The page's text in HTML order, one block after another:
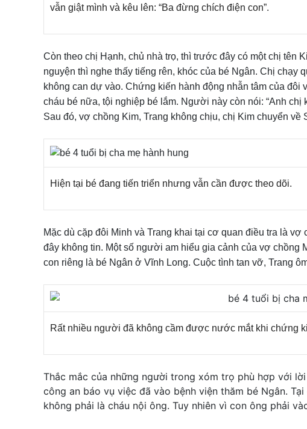
vẫn giật mình và kêu lên: “Ba đừng chích điện con”.
Còn theo chị Hạnh, chủ nhà trọ, thì trước đây có một chị tên
nguyện thì nghe thấy tiếng rên, khóc của bé Ngân. Chị chạy
không can dự vào. Chứng kiến hành động nhẫn tâm của
cháu bé nữa, tội nghiệp bé lắm. Người này còn nói: “Anh
Sau đó, vợ chồng Kim, Trang không chịu, chị Kim chuyển về
Hiện tại bé đang tiến triển nhưng vẫn cần được theo dõi.
Mặc dù cặp đôi Minh và Trang khai tại cơ quan điều tra là
đây không tin. Một số người am hiểu gia cảnh của vợ chồng
con riêng là bé Ngân ở Vĩnh Long. Cuộc tình tan vỡ, Trang
Rất nhiều người đã không cầm được nước mắt khi chứng
Thắc mắc của những người trong xóm trọ phù hợp với
công an báo vụ việc đã vào bệnh viện thăm bé Ngân.
không phải là cháu nội ông. Tuy nhiên vì con ông phải